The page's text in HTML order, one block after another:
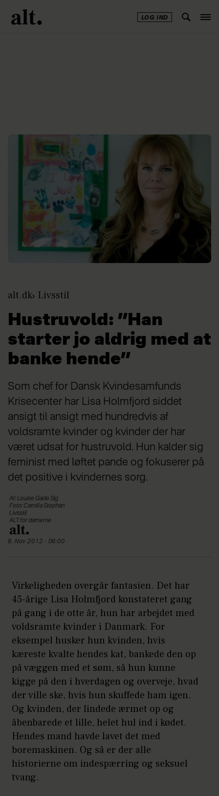
LOG IND
alt.dk Livsstil
Hustruvold: ”Han
starter jo aldrig med at
banke hende”
Som chef for Dansk Kvindesamfunds
Krisecenter har Lisa Holmfjord siddet
ansigt til ansigt med hundredvis af
voldsramte kvinder og kvinder der har
været udsat for hustruvold. Hun kalder sig
feminist med løftet pande og fokuserer på
det positive i kvindernes sorg.
Af: Louise Gade Sig
Foto: Camilla Stephan
Livsstil
ALT for damerne
8. Nov 2012 - 06:00
Virkeligheden overgår fantasien. Det har
45-årige Lisa Holmfjord konstateret gang
på gang i de otte år, hun har arbejdet med
voldsramte kvinder i Danmark. For
eksempel husker hun kvinden, hvis
kæreste kvalte hendes kat, bankede den op
på væggen med et søm, så hun kunne
kigge på den i hverdagen og overveje, hvad
der ville ske, hvis hun skuffede ham igen.
Og kvinden, der lindede ærmet op og
åbenbarede et lille, helet hul ind i kødet.
Hendes mand havde lavet det med
boremaskinen. Og så er der alle
historierne om indespærring og seksuel
tvang.